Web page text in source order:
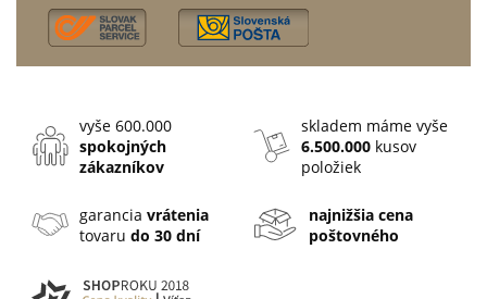
vyše 600.000
spokojných
zákazníkov
skladem máme vyše
6.500.000 kusov
položiek
garanciavrátenia
tovarudo 30 dní
najnižšia cena
poštovného